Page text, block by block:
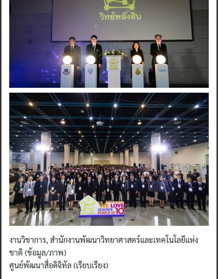
งานวิชาการ, สำนักงานพัฒนาวิทยาศาสตร์และเทคโนโลยีแห่ง
ชาติ (ข้อมูล/ภาพ)
ศูนย์พัฒนาสื่อดิจิทัล (เรียบเรียง)